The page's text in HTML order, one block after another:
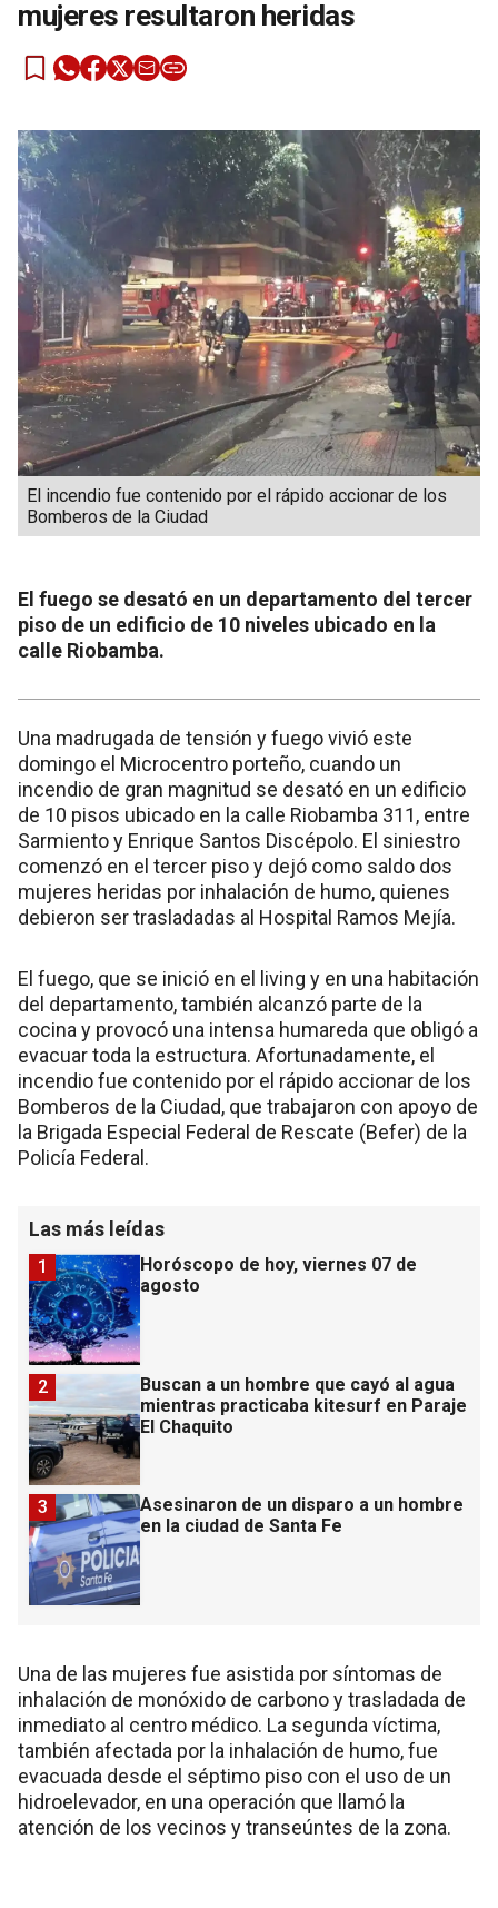
mujeres resultaron heridas
El incendio fue contenido por el rápido accionar de los
Bomberos de la Ciudad
El fuego se desató en un departamento del tercer
piso de un edificio de 10 niveles ubicado en la
calle Riobamba.
Una madrugada de tensión y fuego vivió este
domingo el Microcentro porteño, cuando un
incendio de gran magnitud se desató en un edificio
de 10 pisos ubicado en la calle Riobamba 311, entre
Sarmiento y Enrique Santos Discépolo. El siniestro
comenzó en el tercer piso y dejó como saldo dos
mujeres heridas por inhalación de humo, quienes
debieron ser trasladadas al Hospital Ramos Mejía.
El fuego, que se inició en el living y en una habitación
del departamento, también alcanzó parte de la
cocina y provocó una intensa humareda que obligó a
evacuar toda la estructura. Afortunadamente, el
incendio fue contenido por el rápido accionar de los
Bomberos de la Ciudad, que trabajaron con apoyo de
la Brigada Especial Federal de Rescate (Befer) de la
Policía Federal.
Las más leídas
Horóscopo de hoy, viernes 07 de
agosto
1
Buscan a un hombre que cayó al agua
mientras practicaba kitesurf en Paraje
El Chaquito
2
Asesinaron de un disparo a un hombre
en la ciudad de Santa Fe
3
Una de las mujeres fue asistida por síntomas de
inhalación de monóxido de carbono y trasladada de
inmediato al centro médico. La segunda víctima,
también afectada por la inhalación de humo, fue
evacuada desde el séptimo piso con el uso de un
hidroelevador, en una operación que llamó la
atención de los vecinos y transeúntes de la zona.